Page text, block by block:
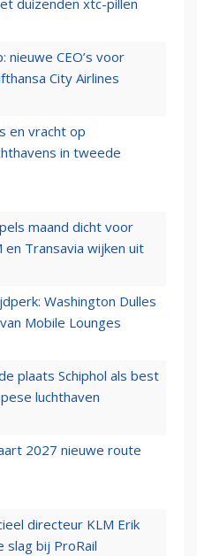
duizenden xtc-pillen
nieuwe CEO’s voor
City Airlines
en vracht op
in tweede
maand dicht voor
en Transavia wijken uit
Washington Dulles
Mobile Lounges
plaats Schiphol als best
luchthaven
2027 nieuwe route
directeur KLM Erik
slag bij ProRail